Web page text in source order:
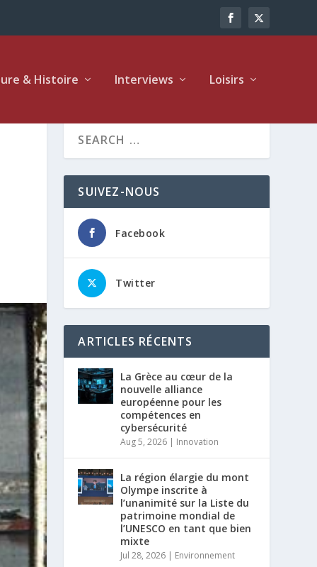
& Histoire Interviews Loisirs
SUIVEZ-NOUS
Facebook
Twitter
ARTICLES RÉCENTS
La Grèce au cœur de la
nouvelle alliance
européenne pour les
compétences en
cybersécurité
Aug 5, 2026 | Innovation
La région élargie du mont
Olympe inscrite à
l’unanimité sur la Liste du
patrimoine mondial de
l’UNESCO en tant que bien
mixte
Jul 28, 2026 | Environnement